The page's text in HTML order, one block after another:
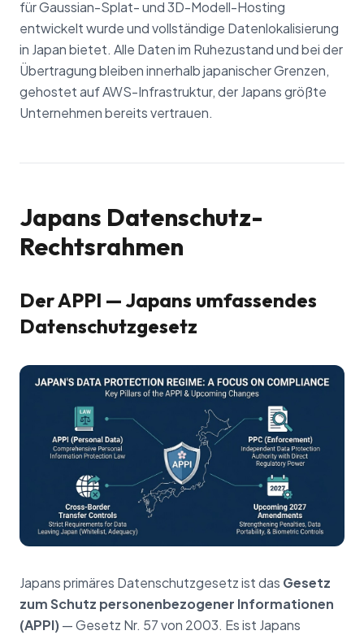
für Gaussian-Splat- und 3D-Modell-Hosting
entwickelt wurde und vollständige Datenlokalisierung
in Japan bietet. Alle Daten im Ruhezustand und bei der
Übertragung bleiben innerhalb japanischer Grenzen,
gehostet auf AWS-Infrastruktur, der Japans größte
Unternehmen bereits vertrauen.
Japans Datenschutz-
Rechtsrahmen
Der APPI — Japans umfassendes
Datenschutzgesetz
Japans primäres Datenschutzgesetz ist das Gesetz
zum Schutz personenbezogener Informationen
(APPI)— Gesetz Nr. 57 von 2003. Es ist Japans